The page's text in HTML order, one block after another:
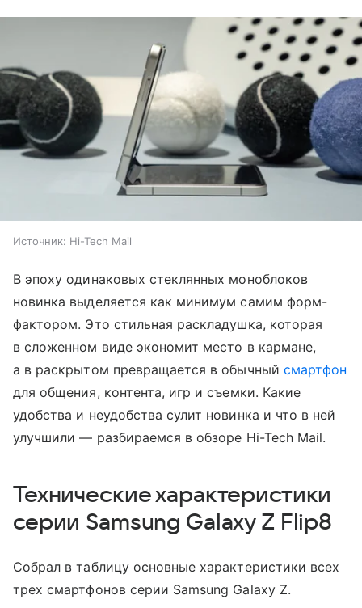
Источник: Hi-Tech Mail
В эпоху одинаковых стеклянных моноблоков
новинка выделяется как минимум самим форм-
фактором. Это стильная раскладушка, которая
в сложенном виде экономит место в кармане,
а в раскрытом превращается в обычный смартфон
для общения, контента, игр и съемки. Какие
удобства и неудобства сулит новинка и что в ней
улучшили — разбираемся в обзоре Hi-Tech Mail.
Технические характеристики
серии Samsung Galaxy Z Flip8
Собрал в таблицу основные характеристики всех
трех смартфонов серии Samsung Galaxy Z.